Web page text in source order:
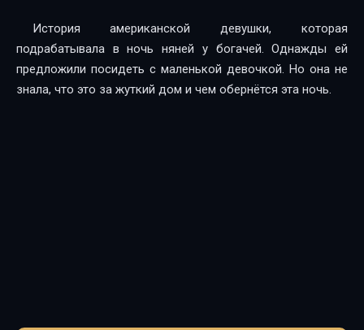
История американской девушки, которая
подрабатывала в ночь няней у богачей. Однажды ей
предложили посидеть с маленькой девочкой. Но она не
знала, что это за жуткий дом и чем обернётся эта ночь.